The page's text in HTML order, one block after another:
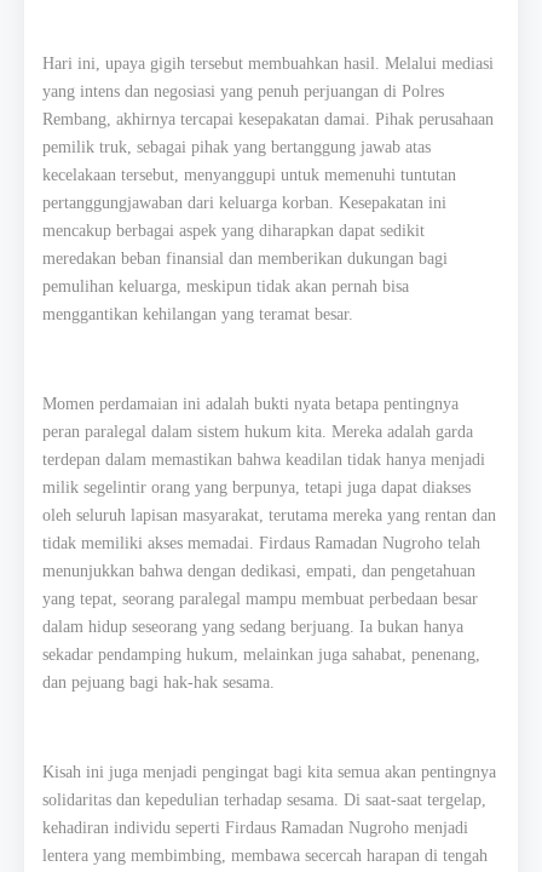
Hari ini, upaya gigih tersebut membuahkan hasil. Melalui mediasi
yang intens dan negosiasi yang penuh perjuangan di Polres
Rembang, akhirnya tercapai kesepakatan damai. Pihak perusahaan
pemilik truk, sebagai pihak yang bertanggung jawab atas
kecelakaan tersebut, menyanggupi untuk memenuhi tuntutan
pertanggungjawaban dari keluarga korban. Kesepakatan ini
mencakup berbagai aspek yang diharapkan dapat sedikit
meredakan beban finansial dan memberikan dukungan bagi
pemulihan keluarga, meskipun tidak akan pernah bisa
menggantikan kehilangan yang teramat besar.
Momen perdamaian ini adalah bukti nyata betapa pentingnya
peran paralegal dalam sistem hukum kita. Mereka adalah garda
terdepan dalam memastikan bahwa keadilan tidak hanya menjadi
milik segelintir orang yang berpunya, tetapi juga dapat diakses
oleh seluruh lapisan masyarakat, terutama mereka yang rentan dan
tidak memiliki akses memadai. Firdaus Ramadan Nugroho telah
menunjukkan bahwa dengan dedikasi, empati, dan pengetahuan
yang tepat, seorang paralegal mampu membuat perbedaan besar
dalam hidup seseorang yang sedang berjuang. Ia bukan hanya
sekadar pendamping hukum, melainkan juga sahabat, penenang,
dan pejuang bagi hak-hak sesama.
Kisah ini juga menjadi pengingat bagi kita semua akan pentingnya
solidaritas dan kepedulian terhadap sesama. Di saat-saat tergelap,
kehadiran individu seperti Firdaus Ramadan Nugroho menjadi
lentera yang membimbing, membawa secercah harapan di tengah